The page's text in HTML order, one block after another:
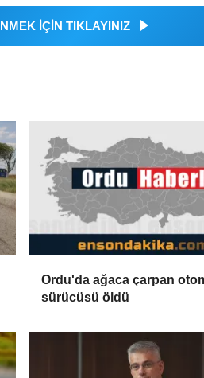
İÇİN TIKLAYINIZ
Ordu'da ağaca çarpan
sürücüsü öldü